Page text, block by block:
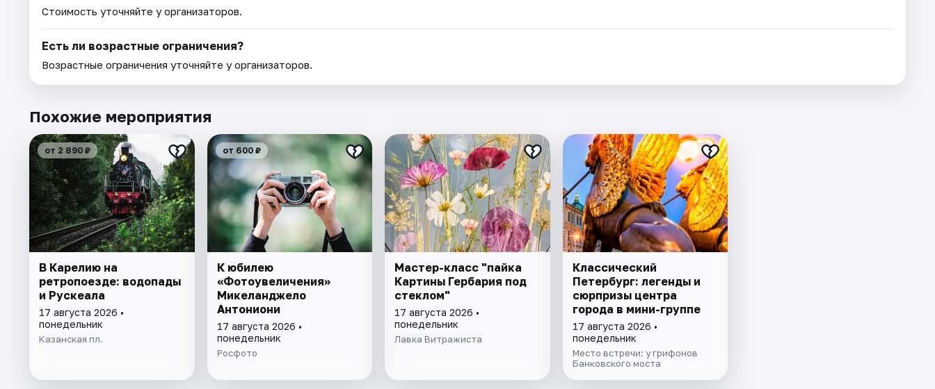
Стоимость уточняйте у организаторов.
Есть ли возрастные ограничения?
Возрастные ограничения уточняйте у организаторов.
Похожие мероприятия
от 2 890 ₽
В Карелию на
ретропоезде: водопады
и Рускеала
17 августа 2026 •
понедельник
Казанская пл.
от 600 ₽
К юбилею
«Фотоувеличения»
Микеланджело
Антониони
17 августа 2026 •
понедельник
Росфото
Мастер-класс "пайка
Картины Гербария под
стеклом"
17 августа 2026 •
понедельник
Лавка Витражиста
Классический
Петербург: легенды и
сюрпризы центра
города в мини-группе
17 августа 2026 •
понедельник
Место встречи: у грифонов
Банковского моста